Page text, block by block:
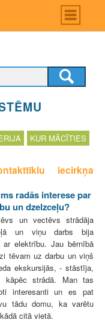
Main
menu
KUR MĀCĪTIES
iecirkņa
radās interese par
un dzelzceļu?
un vectēvs strādāja
un viņu darbs bija
elektrību. Jau bērnībā
tēvam uz darbu un viņš
ekskursijās, - stāstīja,
kāpēc strādā. Man tas
interesanti un es pat
tādu domu, ka varētu
citā vietā.